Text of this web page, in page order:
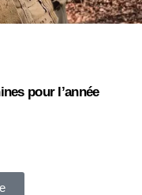
pour l’année